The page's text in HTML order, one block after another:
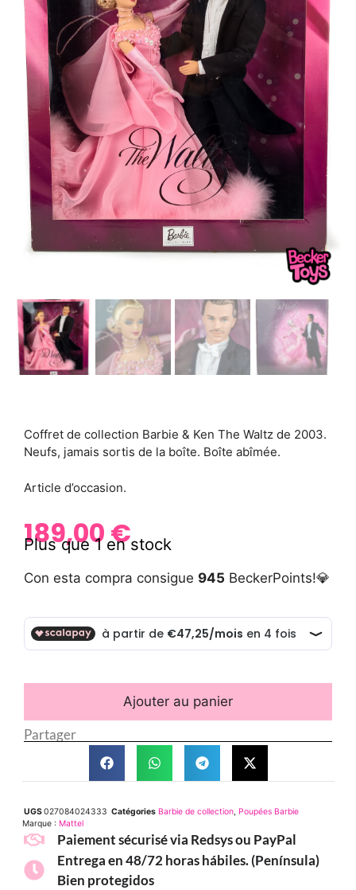
Coffret de collection Barbie & Ken The Waltz de 2003.
Neufs, jamais sortis de la boîte. Boîte abîmée.
Article d’occasion.
189,00€
Plus que 1 en stock
Con esta compra consigue 945 BeckerPoints!💎
Ajouter au panier
Partager
UGS027084024333 Catégories Barbie de collection, Poupées Barbie
Marque : Mattel
Paiement sécurisé via Redsys ou PayPal
Entrega en 48/72 horas hábiles. (Península)
Bien protegidos